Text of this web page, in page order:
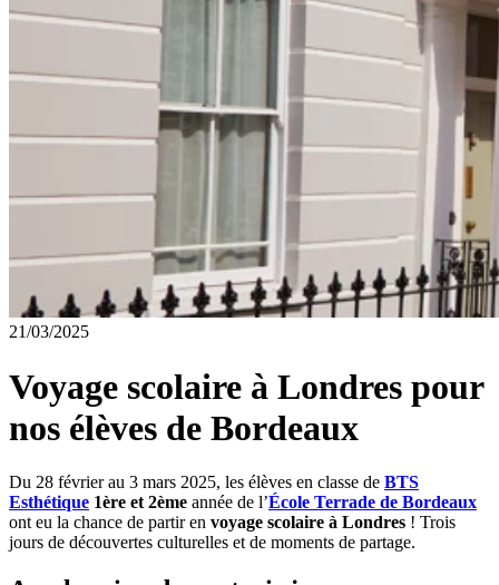
21/03/2025
Voyage scolaire à Londres pour
nos élèves de Bordeaux
Du 28 février au 3 mars 2025, les élèves en classe de BTS
Esthétique 1ère et 2ème année de l’École Terrade de Bordeaux
ont eu la chance de partir en voyage scolaire à Londres ! Trois
jours de découvertes culturelles et de moments de partage.